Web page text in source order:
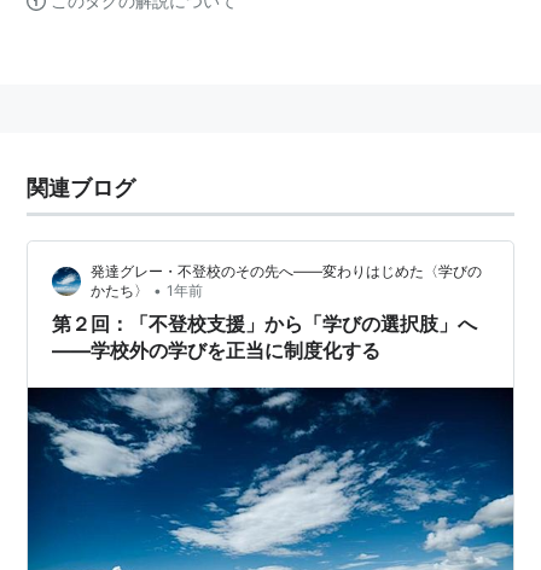
関連ブログ
発達グレー・不登校のその先へ——変わりはじめた〈学びの
かたち〉
• 1年前
第２回：「不登校支援」から「学びの選択肢」へ
——学校外の学びを正当に制度化する